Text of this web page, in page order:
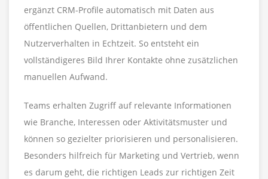
ergänzt CRM-Profile automatisch mit Daten aus
öffentlichen Quellen, Drittanbietern und dem
Nutzerverhalten in Echtzeit. So entsteht ein
vollständigeres Bild Ihrer Kontakte ohne zusätzlichen
manuellen Aufwand.
Teams erhalten Zugriff auf relevante Informationen
wie Branche, Interessen oder Aktivitätsmuster und
können so gezielter priorisieren und personalisieren.
Besonders hilfreich für Marketing und Vertrieb, wenn
es darum geht, die richtigen Leads zur richtigen Zeit